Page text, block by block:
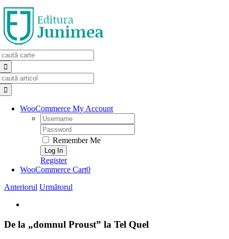
Skip
to
content
WooCommerce My Account
Username:
Password:
Remember Me
Register
WooCommerce Cart0
Anteriorul Următorul
Image
De la „domnul Proust” la Tel Quel